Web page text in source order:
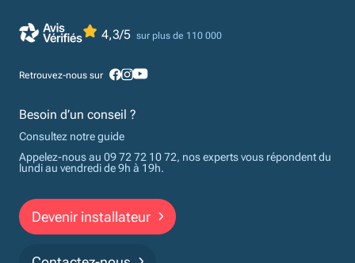
4,3/5 sur plus de 110 000
Retrouvez-nous sur
Besoin d’un conseil ?
Consultez notre guide
Appelez-nous au 09 72 72 10 72, nos experts vous répondent du
lundi au vendredi de 9h à 19h.
Devenir installateur